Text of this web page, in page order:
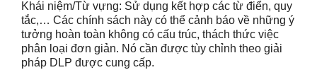
Khái niệm/Từ vựng: Sử dụng kết hợp các từ điển, quy
tắc,… Các chính sách này có thể cảnh báo về những ý
tưởng hoàn toàn không có cấu trúc, thách thức việc
phân loại đơn giản. Nó cần được tùy chỉnh theo giải
pháp DLP được cung cấp.